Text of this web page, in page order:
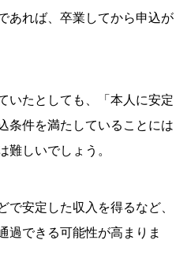
あれば、卒業してから申込が
いたとしても、「本人に安定
条件を満たしていることには
難しいでしょう。
で安定した収入を得るなど、
過できる可能性が高まりま